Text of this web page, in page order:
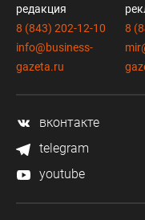
редакция
8 (843) 202-12-10
info@business-
gazeta.ru
8
вконтакте
telegram
youtube